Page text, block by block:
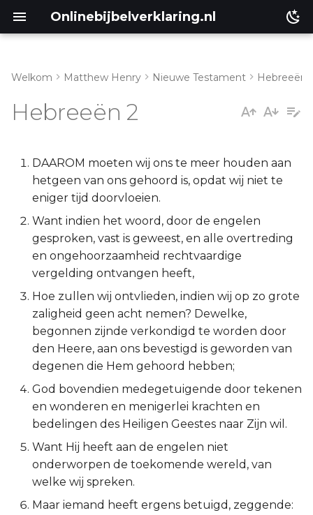
Onlinebijbelverklaring.nl
Leviticus
Numeri
Deuteronomium
Richteren
Ruth
1 Samuël
2 Samuël
2 Koningen
1 Kronieken
Hebreeën 2:5-9
Hebreeën 2:10-13
Hebreeën 2:14-18
Welkom Matthew Henry Nieuwe Testament Hebreeën
Hebreeën 2
DAAROM moeten wij ons te meer houden aan
hetgeen van ons gehoord is, opdat wij niet te
eniger tijd doorvloeien.
Want indien het woord, door de engelen
gesproken, vast is geweest, en alle overtreding
en ongehoorzaamheid rechtvaardige
vergelding ontvangen heeft,
Hoe zullen wij ontvlieden, indien wij op zo grote
zaligheid geen acht nemen? Dewelke,
begonnen zijnde verkondigd te worden door
den Heere, aan ons bevestigd is geworden van
degenen die Hem gehoord hebben;
God bovendien medegetuigende door tekenen
en wonderen en menigerlei krachten en
bedelingen des Heiligen Geestes naar Zijn wil.
Want Hij heeft aan de engelen niet
onderworpen de toekomende wereld, van
welke wij spreken.
Maar iemand heeft ergens betuigd, zeggende: